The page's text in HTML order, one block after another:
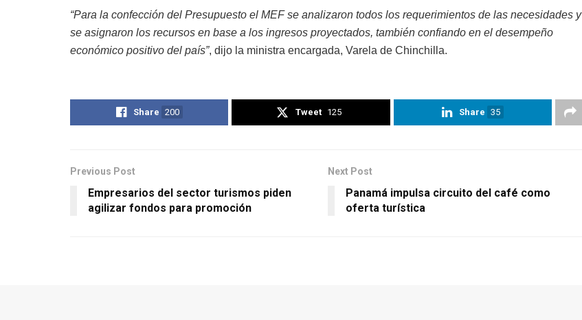
“Para la confección del Presupuesto el MEF se analizaron todos los requerimientos de las necesidades y
se asignaron los recursos en base a los ingresos proyectados, también confiando en el desempeño
económico positivo del país”, dijo la ministra encargada, Varela de Chinchilla.
Share 200 Tweet 125 Share 35
Previous Post
Empresarios del sector turismos piden
agilizar fondos para promoción
Next Post
Panamá impulsa circuito del café como
oferta turística